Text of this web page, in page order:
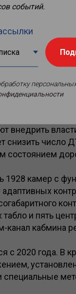
(ИТС) на
внедрить
снизить число
состоянием
1928 камер с
и пять
канал кабмина
с 2020 года. В
событий.